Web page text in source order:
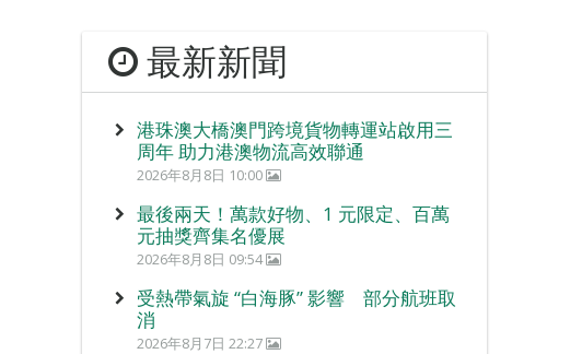
最新新聞
港珠澳大橋澳門跨境貨物轉運站啟用三
周年 助力港澳物流高效聯通
2026年8月8日 10:00
最後兩天！萬款好物、1 元限定、百萬
元抽獎齊集名優展
2026年8月8日 09:54
受熱帶氣旋 “白海豚” 影響 部分航班取
消
2026年8月7日 22:27